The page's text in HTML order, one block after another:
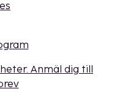
Anmäl dig till